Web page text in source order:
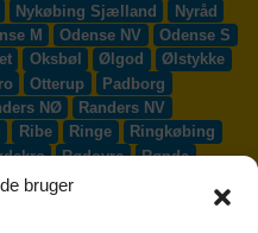
bruger
Nykøbing Sjælland
Nyråd
M Odense NV
Odense S
Oksbøl Ølgod
Ølstykke
Otterup
Padborg
NØ
Randers NV
Ribe Ringe
Ringkøbing
Rødovre
Rønde
Rudkøbing